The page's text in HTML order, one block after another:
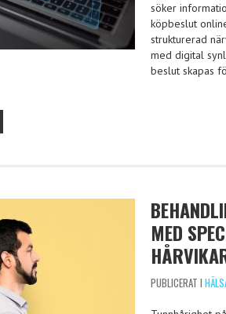
söker
köpbeslut
strukturerad
med digital
beslut skapas
MED
PUBLICERAT I